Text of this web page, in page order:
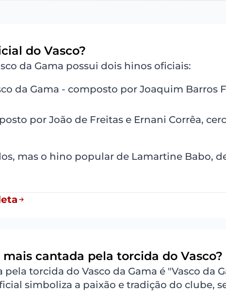
do Vasco?
da Gama possui dois hinos oficiais:
da Gama - composto por Joaquim Barros
por João de Freitas e Ernani Corrêa,
mas o hino popular de Lamartine Babo,
cantada pela torcida do Vasco?
torcida do Vasco da Gama é "Vasco da
simboliza a paixão e tradição do clube,